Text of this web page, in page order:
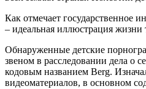
Как отмечает государственное
– идеальная иллюстрация жизни
Обнаруженные детские
звеном в расследовании дела о
кодовым названием Berg.
видеоматериалов, в основном